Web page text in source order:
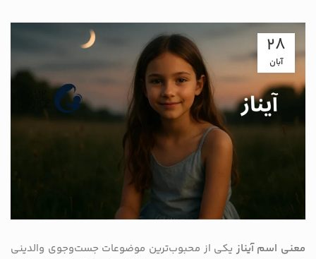
28
آبان
معنی اسم آیناز یکی از محبوب‌ترین موضوعات جست‌وجوی والدینی